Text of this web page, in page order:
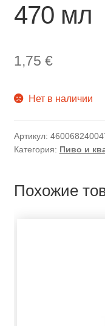
470 мл
1,75 €
Нет в наличии
Артикул:
Категория: Пиво и
Похожие